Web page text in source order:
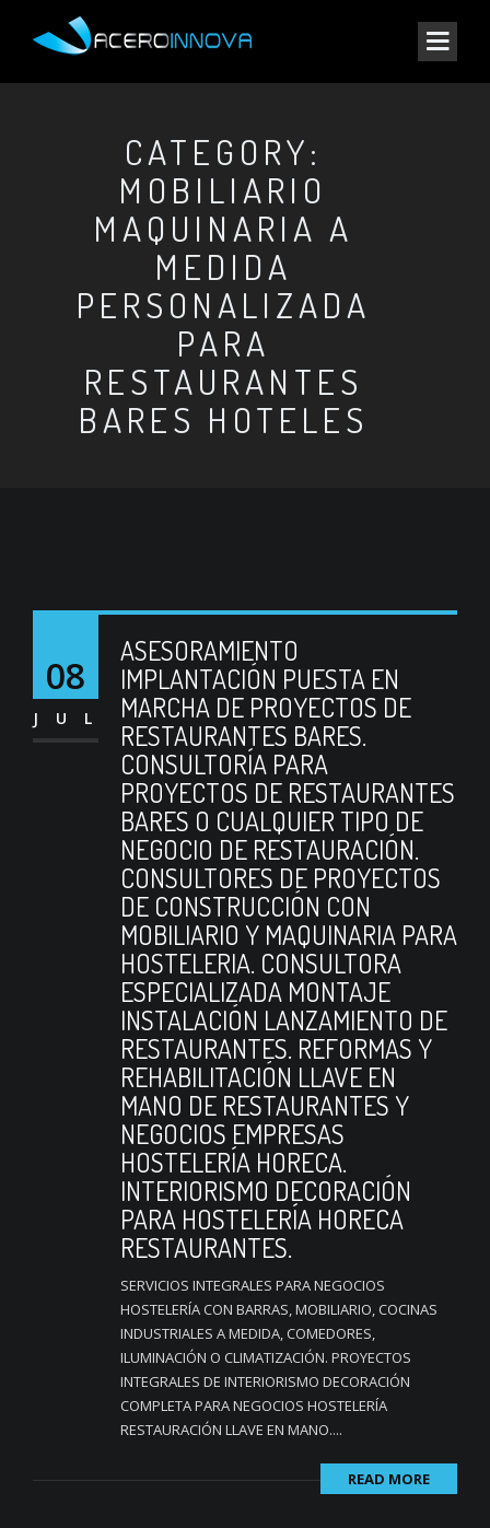
CATEGORY:
MOBILIARIO
MAQUINARIA A
MEDIDA
PERSONALIZADA
PARA
RESTAURANTES
BARES HOTELES
08
JUL
ASESORAMIENTO
IMPLANTACIÓN PUESTA EN
MARCHA DE PROYECTOS DE
RESTAURANTES BARES.
CONSULTORÍA PARA
PROYECTOS DE RESTAURANTES
BARES O CUALQUIER TIPO DE
NEGOCIO DE RESTAURACIÓN.
CONSULTORES DE PROYECTOS
DE CONSTRUCCIÓN CON
MOBILIARIO Y MAQUINARIA PARA
HOSTELERIA. CONSULTORA
ESPECIALIZADA MONTAJE
INSTALACIÓN LANZAMIENTO DE
RESTAURANTES. REFORMAS Y
REHABILITACIÓN LLAVE EN
MANO DE RESTAURANTES Y
NEGOCIOS EMPRESAS
HOSTELERÍA HORECA.
INTERIORISMO DECORACIÓN
PARA HOSTELERÍA HORECA
RESTAURANTES.
SERVICIOS INTEGRALES PARA NEGOCIOS
HOSTELERÍA CON BARRAS, MOBILIARIO, COCINAS
INDUSTRIALES A MEDIDA, COMEDORES,
ILUMINACIÓN O CLIMATIZACIÓN. PROYECTOS
INTEGRALES DE INTERIORISMO DECORACIÓN
COMPLETA PARA NEGOCIOS HOSTELERÍA
RESTAURACIÓN LLAVE EN MANO....
READ MORE